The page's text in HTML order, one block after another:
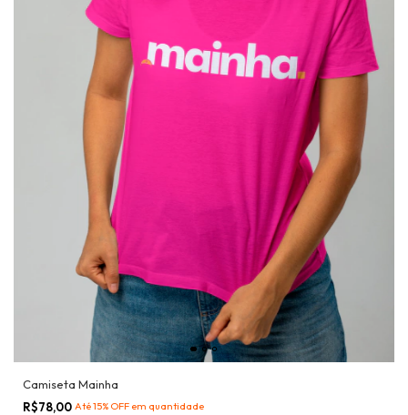
Camiseta Mainha
R$78,00 Até 15% OFF em quantidade